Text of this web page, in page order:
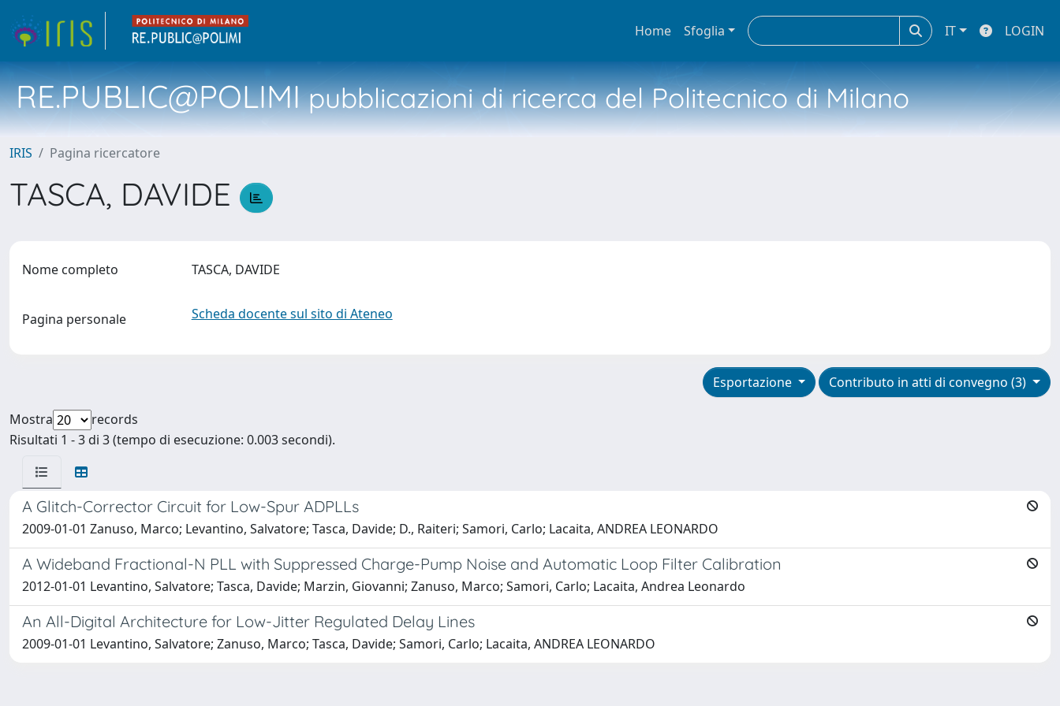
Home Sfoglia IT LOGIN
RE.PUBLIC@POLIMIpubblicazioni di ricerca del Politecnico di Milano
IRIS Pagina ricercatore
TASCA, DAVIDE
Nome completo TASCA, DAVIDE
Pagina personale Scheda docente sul sito di Ateneo
Contributo in atti di convegno (3)
Esportazione
Mostra
records
Risultati 1 - 3 di 3 (tempo di esecuzione: 0.003 secondi).
A Glitch-Corrector Circuit for Low-Spur ADPLLs
2009-01-01 Zanuso, Marco; Levantino, Salvatore; Tasca, Davide; D., Raiteri; Samori, Carlo; Lacaita, ANDREA LEONARDO
A Wideband Fractional-N PLL with Suppressed Charge-Pump Noise and Automatic Loop Filter Calibration
2012-01-01 Levantino, Salvatore; Tasca, Davide; Marzin, Giovanni; Zanuso, Marco; Samori, Carlo; Lacaita, Andrea Leonardo
An All-Digital Architecture for Low-Jitter Regulated Delay Lines
2009-01-01 Levantino, Salvatore; Zanuso, Marco; Tasca, Davide; Samori, Carlo; Lacaita, ANDREA LEONARDO